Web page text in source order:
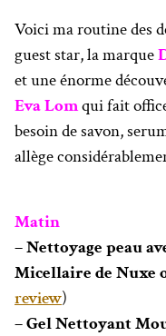
Voici ma routine des
guest star, la marque
et une énorme
Eva Lomqui fait
besoin de savon,
allège
Matin
– Nettoyage peau
Micellaire de Nuxe
review)
– Gel Nettoyant